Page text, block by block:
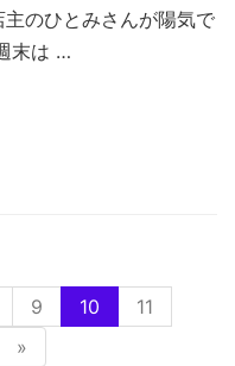
のひとみさんが陽気で
末は …
9 10
11
»